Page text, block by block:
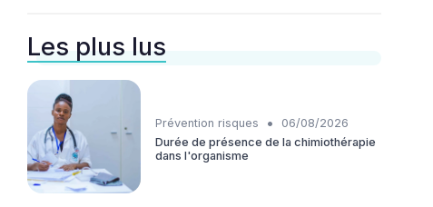
Les plus lus
Prévention risques •
06/08/2026
Durée de présence de la chimiothérapie
dans l'organisme